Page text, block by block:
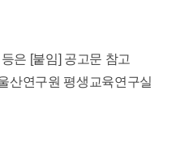
은 [붙임] 공고문 참고
산연구원 평생교육연구실